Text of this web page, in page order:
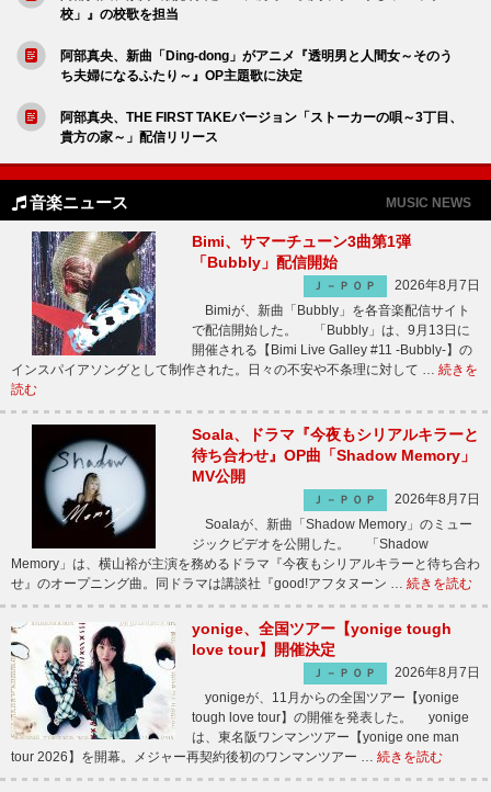
校」』の校歌を担当
阿部真央、新曲「Ding-dong」がアニメ『透明男と人間女～そのう
ち夫婦になるふたり～』OP主題歌に決定
阿部真央、THE FIRST TAKEバージョン「ストーカーの唄～3丁目、
貴方の家～」配信リリース
音楽ニュース MUSIC NEWS
Bimi、サマーチューン3曲第1弾
「Bubbly」配信開始
Ｊ－ＰＯＰ
2026年8月7日
Bimiが、新曲「Bubbly」を各音楽配信サイト
で配信開始した。 「Bubbly」は、9月13日に
開催される【Bimi Live Galley #11 -Bubbly-】の
インスパイアソングとして制作された。日々の不安や不条理に対して … 続きを
読む
Soala、ドラマ『今夜もシリアルキラーと
待ち合わせ』OP曲「Shadow Memory」
MV公開
Ｊ－ＰＯＰ
2026年8月7日
Soalaが、新曲「Shadow Memory」のミュー
ジックビデオを公開した。 「Shadow
Memory」は、横山裕が主演を務めるドラマ『今夜もシリアルキラーと待ち合わ
せ』のオープニング曲。同ドラマは講談社『good!アフタヌーン … 続きを読む
yonige、全国ツアー【yonige tough
love tour】開催決定
Ｊ－ＰＯＰ
2026年8月7日
yonigeが、11月からの全国ツアー【yonige
tough love tour】の開催を発表した。 yonige
は、東名阪ワンマンツアー【yonige one man
tour 2026】を開幕。メジャー再契約後初のワンマンツアー … 続きを読む